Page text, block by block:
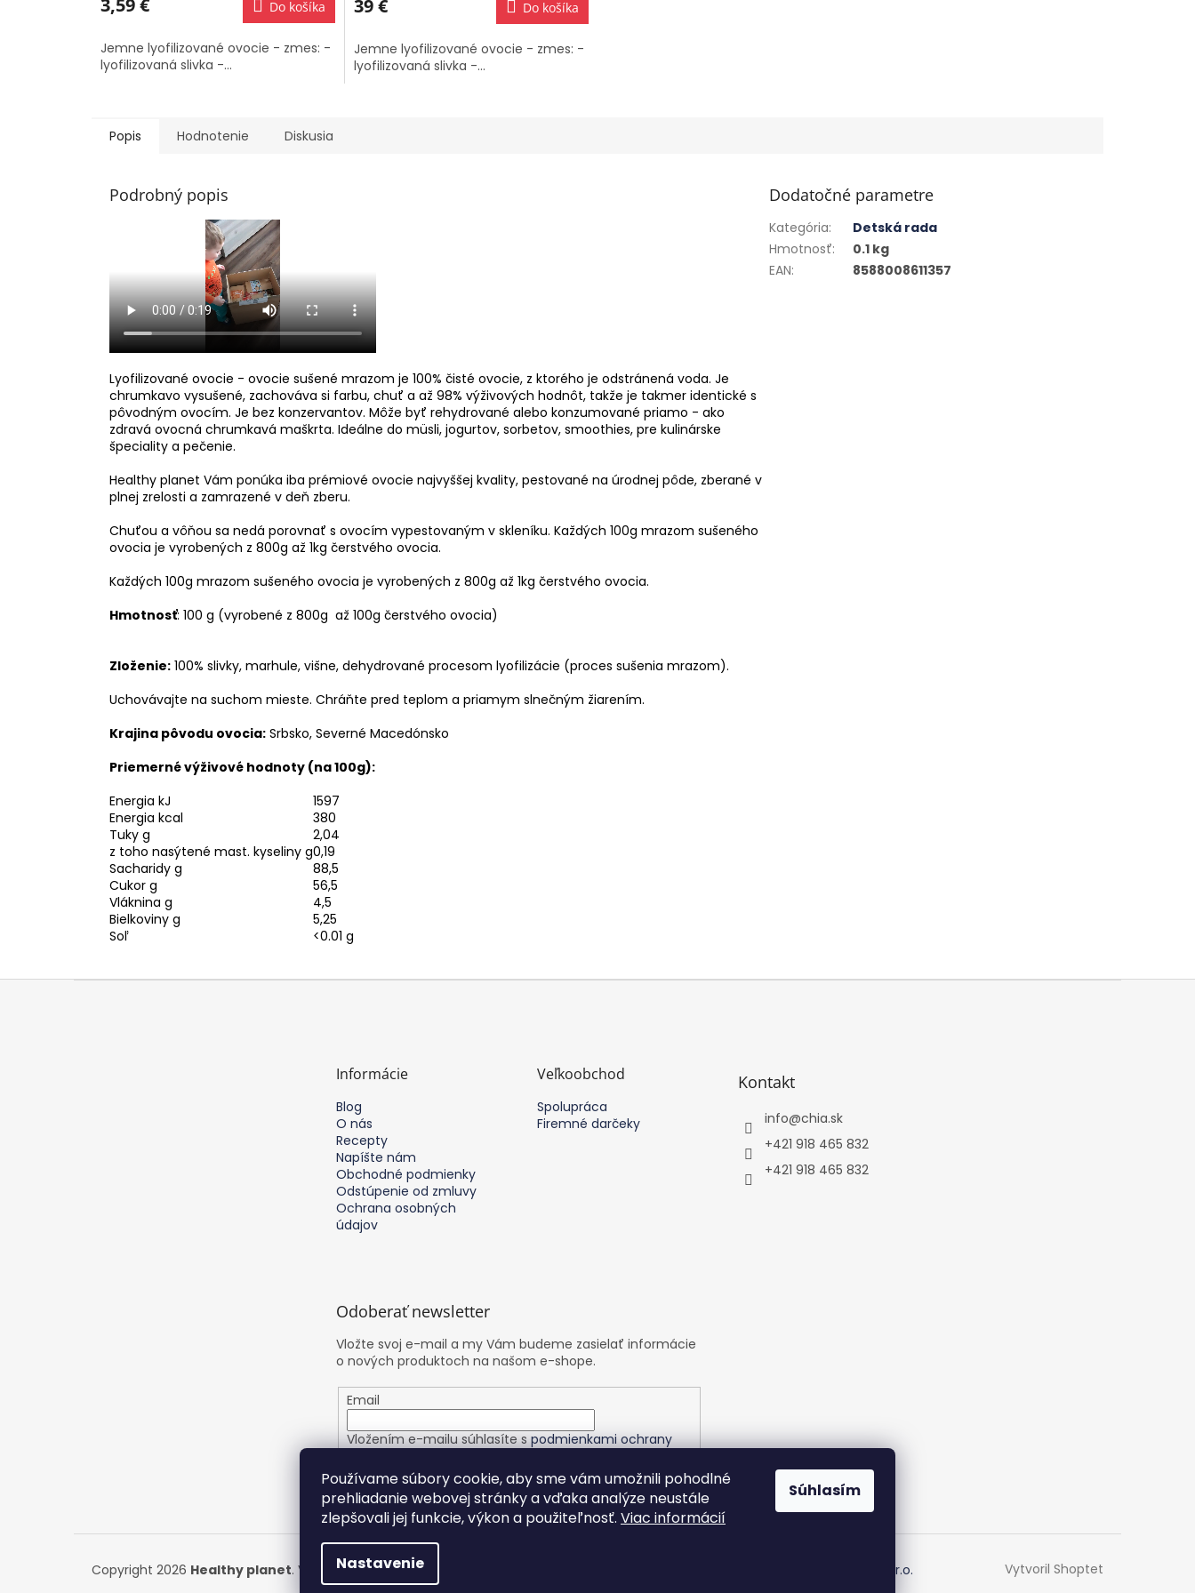
Používame súbory cookie, aby sme vám umožnili pohodlné
prehliadanie webovej stránky a vďaka analýze neustále
zlepšovali jej funkcie, výkon a použiteľnosť. Viac informácií
Nastavenie
Súhlasím
je
z
5
hviezdičiek.
3,59 € Do košíka
Jemne lyofilizované ovocie - zmes: -
lyofilizovaná slivka -...
je
z
5
hviezdičiek.
39 € Do košíka
Jemne lyofilizované ovocie - zmes: -
lyofilizovaná slivka -...
Popis Hodnotenie Diskusia
Podrobný popis
Lyofilizované ovocie - ovocie sušené mrazom je 100% čisté ovocie, z ktorého je odstránená voda. Je
chrumkavo vysušené, zachováva si farbu, chuť a až 98% výživových hodnôt, takže je takmer identické s
pôvodným ovocím. Je bez konzervantov. Môže byť rehydrované alebo konzumované priamo - ako
zdravá ovocná chrumkavá maškrta. Ideálne do müsli, jogurtov, sorbetov, smoothies, pre kulinárske
špeciality a pečenie.
Healthy planet Vám ponúka iba prémiové ovocie najvyššej kvality, pestované na úrodnej pôde, zberané v
plnej zrelosti a zamrazené v deň zberu.
Chuťou a vôňou sa nedá porovnať s ovocím vypestovaným v skleníku. Každých 100g mrazom sušeného
ovocia je vyrobených z 800g až 1kg čerstvého ovocia.
Každých 100g mrazom sušeného ovocia je vyrobených z 800g až 1kg čerstvého ovocia.
Hmotnosť: 100 g (vyrobené z 800g až 100g čerstvého ovocia)
Zloženie: 100% slivky, marhule, višne, dehydrované procesom lyofilizácie (proces sušenia mrazom).
Uchovávajte na suchom mieste. Chráňte pred teplom a priamym slnečným žiarením.
Krajina pôvodu ovocia: Srbsko, Severné Macedónsko
Priemerné výživové hodnoty (na 100g):
Energia kJ
1597
Energia kcal
380
Tuky g
2,04
z toho nasýtené mast. kyseliny g0,19
Sacharidy g
88,5
Cukor g
56,5
Vláknina g
4,5
Bielkoviny g
5,25
Soľ
<0.01 g
Dodatočné parametre
Kategória:
Detská rada
Hmotnosť:
0.1 kg
EAN: 8588008611357
Informácie
Blog
O nás
Recepty
Napíšte nám
Obchodné podmienky
Odstúpenie od zmluvy
Ochrana osobných
údajov
Veľkoobchod
Spolupráca
Firemné darčeky
Kontakt
info@chia.sk
+421 918 465 832
+421 918 465 832
Odoberať newsletter
Vložte svoj e-mail a my Vám budeme zasielať informácie
o nových produktoch na našom e-shope.
Email
Vložením e-mailu súhlasíte spodmienkami ochrany
PRIHLÁSIŤ SA
Vytvoril Shoptet
Copyright 2026 Healthy planet. Všetky práva vyhradené. Netmedia s.r.o.